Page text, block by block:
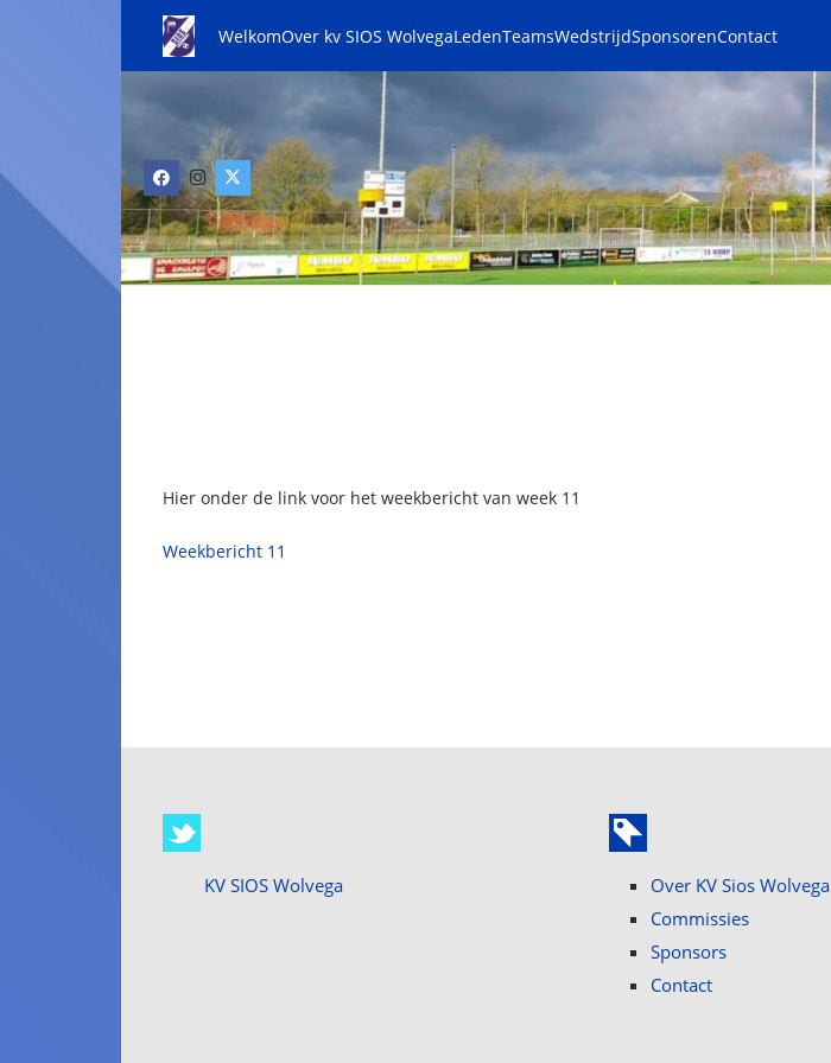
WelkomOver kv SIOS WolvegaLedenTeamsWedstrijdSponsorenContact
Hier onder de link voor het weekbericht van week 11
Weekbericht 11
KV SIOS Wolvega
Over KV Sios Wolvega
Commissies
Sponsors
Contact